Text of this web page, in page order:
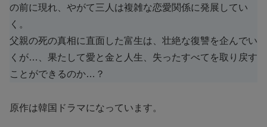
の前に現れ、やがて三人は複雑な恋愛関係に発展してい
く。
父親の死の真相に直面した富生は、壮絶な復讐を企んでい
くが…、果たして愛と金と人生、失ったすべてを取り戻す
ことができるのか…？
原作は韓国ドラマになっています。